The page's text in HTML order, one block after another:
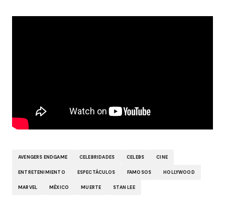
AVENGERS ENDGAME CELEBRIDADES CELEBS CINE
ENTRETENIMIENTO ESPECTÁCULOS FAMOSOS HOLLYWOOD
MARVEL MÉXICO MUERTE STAN LEE